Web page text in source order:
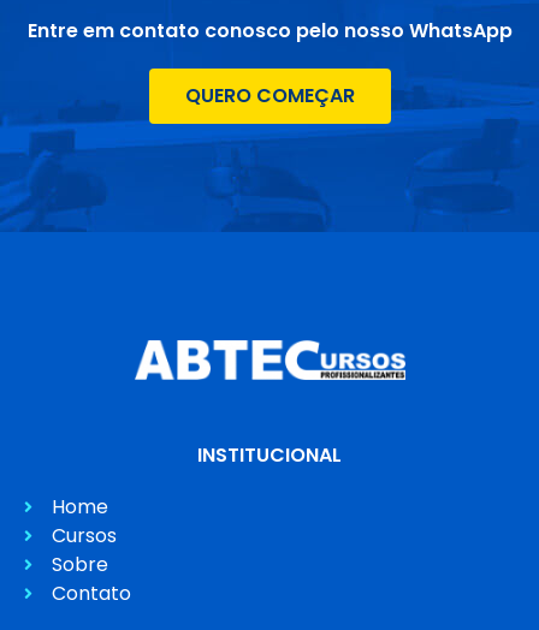
Entre em contato conosco pelo nosso WhatsApp
QUERO COMEÇAR
INSTITUCIONAL
Home
Cursos
Sobre
Contato